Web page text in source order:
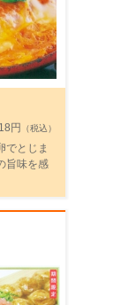
円 （税込）
でとじま
旨味を感